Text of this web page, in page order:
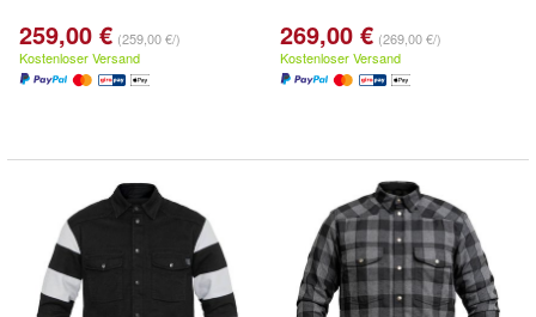
259,00 € (259,00 €/)
Kostenloser Versand
269,00 € (269,00 €/)
Kostenloser Versand